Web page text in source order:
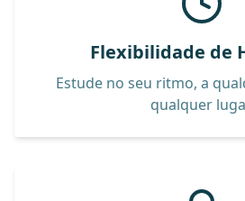
Flexibilidade de
Estude no seu ritmo, a
qualquer